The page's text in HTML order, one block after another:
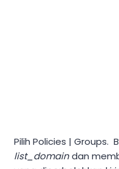
Pilih Policies | Groups.
list_domaindan